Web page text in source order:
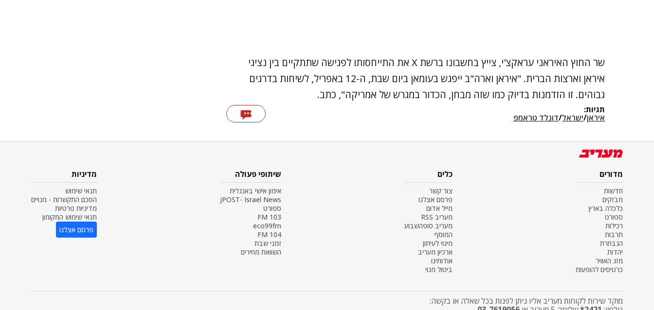
שר החוץ האיראני עראקצ'י, צייץ בחשבונו ברשת X את התייחסותו לפגישה שתתקיים בין נציגי
איראן וארצות הברית. "איראן וארה"ב ייפגש בעומאן ביום שבת, ה-12 באפריל, לשיחות בדרגים
גבוהים. זו הזדמנות בדיוק כמו שזה מבחן, הכדור במגרש של אמריקה", כתב.
תגיות:
איראן/ישראל/דונלד טראמפ
מדורים
חדשות
מבזקים
כלכלה בארץ
ספורט
רכילות
תרבות
הנבחרת
יהדות
מזג האוויר
כרטיסים להופעות
כלים
צור קשר
פרסם אצלנו
מייל אדום
מעריב RSS
מעריב סופהשבוע
המוסף
מינוי לעיתון
ארכיון מעריב
אודותינו
ביטול מנוי
שיתופי פעולה
אימון אישי באנגלית
jPOST- Israel News
ספורט
103 FM
eco99fm
104 FM
זמני שבת
השוואת מחירים
מדיניות
תנאי שימוש
הסכם התקשרות - מנויים
מדיניות פרטיות
תנאי שימוש המקומון
פרסם אצלנו
מוקד שירות לקוחות מעריב אליו ניתן לפנות בכל שאלה או בקשה: